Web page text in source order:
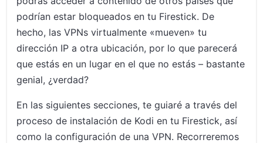
podrían estar bloqueados en tu Firestick. De
hecho, las VPNs virtualmente «mueven» tu
dirección IP a otra ubicación, por lo que parecerá
que estás en un lugar en el que no estás – bastante
genial, ¿verdad?
En las siguientes secciones, te guiaré a través del
proceso de instalación de Kodi en tu Firestick, así
como la configuración de una VPN. Recorreremos